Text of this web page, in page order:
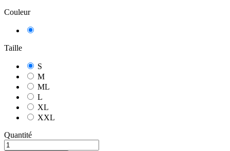
Couleur
Taille
S
M
ML
L
XL
XXL
Quantité